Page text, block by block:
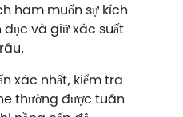
ham muốn sự kích
và giữ xác suất
xác nhất, kiểm tra
thường được tuân